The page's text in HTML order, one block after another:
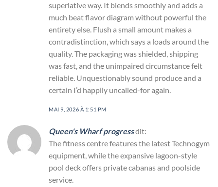
superlative way. It blends smoothly and adds a
much beat flavor diagram without powerful the
entirety else. Flush a small amount makes a
contradistinction, which says a loads around the
quality. The packaging was shielded, shipping
was fast, and the unimpaired circumstance felt
reliable. Unquestionably sound produce and a
certain I’d happily uncalled-for again.
MAI 9, 2026 À 1:51 PM
Queen's Wharf progressdit:
The fitness centre features the latest Technogym
equipment, while the expansive lagoon-style
pool deck offers private cabanas and poolside
service.